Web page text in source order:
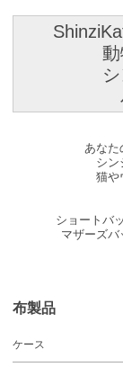
あなた
シン
猫や
ショートバ
マザーズバ
布製品
ケース